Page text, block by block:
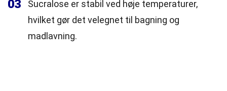
03
Sucralose er stabil ved høje temperaturer,
hvilket gør det velegnet til bagning og
madlavning.